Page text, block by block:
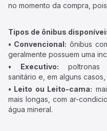
no momento da compra,
Tipos de ônibus
• Convencional: ônibus
geralmente possuem uma
• Executivo: poltronas
sanitário e, em alguns casos,
• Leito ou Leito-cama:
mais longas, com ar-
água mineral.